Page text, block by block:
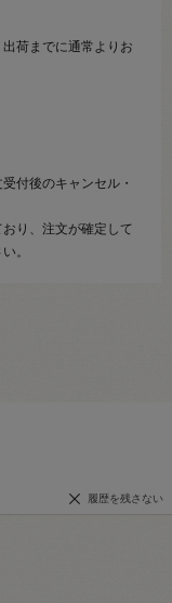
荷までに通常よりお
付後のキャンセル・
り、注文が確定して
。
履歴を残さない